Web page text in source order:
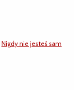
Nigdy nie jesteś sam